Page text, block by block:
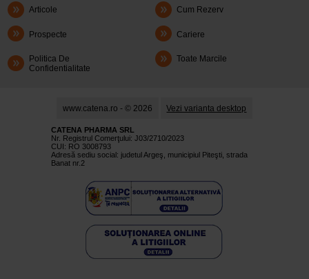
Articole Cum Rezerv
Prospecte Cariere
Politica De
Confidentialitate
Toate Marcile
www.catena.ro - © 2026 Vezi varianta desktop
CATENA PHARMA SRL
Nr. Registrul Comerţului: J03/2710/2023
CUI: RO 3008793
Adresă sediu social: judetul Argeş, municipiul Piteşti, strada
Banat nr.2